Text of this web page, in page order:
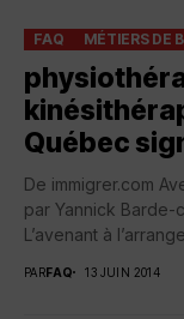
FAQ MÉTIERS DE
Québec
De immigrer.com
par Yannick Barde-
L’avenant à
PARFAQ 13 JUIN 2014